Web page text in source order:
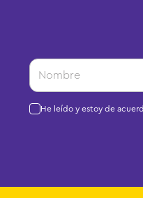
He leído y estoy de